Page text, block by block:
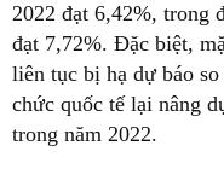
2022 đạt 6,42%, trong
đạt 7,72%. Đặc biệt,
liên tục bị hạ dự báo
chức quốc tế lại nâng
trong năm 2022.